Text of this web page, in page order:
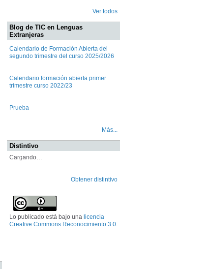
Ver todos
Blog de TIC en Lenguas
Extranjeras
Calendario de Formación Abierta del
segundo trimestre del curso 2025/2026
Calendario formación abierta primer
trimestre curso 2022/23
Prueba
Más...
Distintivo
Cargando…
Obtener distintivo
Lo publicado está bajo una licencia
Creative Commons Reconocimiento 3.0.